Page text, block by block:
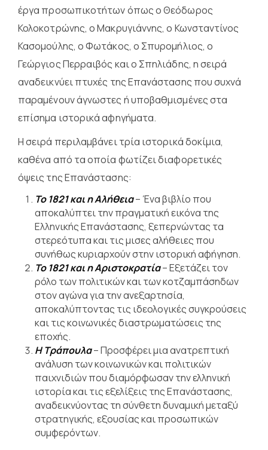
έργα προσωπικοτήτων όπως ο Θεόδωρος
Κολοκοτρώνης, ο Μακρυγιάννης, ο Κωνσταντίνος
Κασομούλης, ο Φωτάκος, ο Σπυρομήλιος, ο
Γεώργιος Περραιβός και ο Σπηλιάδης, η σειρά
αναδεικνύει πτυχές της Επανάστασης που συχνά
παραμένουν άγνωστες ή υποβαθμισμένες στα
επίσημα ιστορικά αφηγήματα.
Η σειρά περιλαμβάνει τρία ιστορικά δοκίμια,
καθένα από τα οποία φωτίζει διαφορετικές
όψεις της Επανάστασης:
Το 1821 και η Αλήθεια– Ένα βιβλίο που
αποκαλύπτει την πραγματική εικόνα της
Ελληνικής Επανάστασης, ξεπερνώντας τα
στερεότυπα και τις μισες αλήθειες που
συνήθως κυριαρχούν στην ιστορική αφήγηση.
Το 1821 και η Αριστοκρατία– Εξετάζει τον
ρόλο των πολιτικών και των κοτζαμπάσηδων
στον αγώνα για την ανεξαρτησία,
αποκαλύπτοντας τις ιδεολογικές συγκρούσεις
και τις κοινωνικές διαστρωματώσεις της
εποχής.
Η Τράπουλα– Προσφέρει μια ανατρεπτική
ανάλυση των κοινωνικών και πολιτικών
παιχνιδιών που διαμόρφωσαν την ελληνική
ιστορία και τις εξελίξεις της Επανάστασης,
αναδεικνύοντας τη σύνθετη δυναμική μεταξύ
στρατηγικής, εξουσίας και προσωπικών
συμφερόντων.